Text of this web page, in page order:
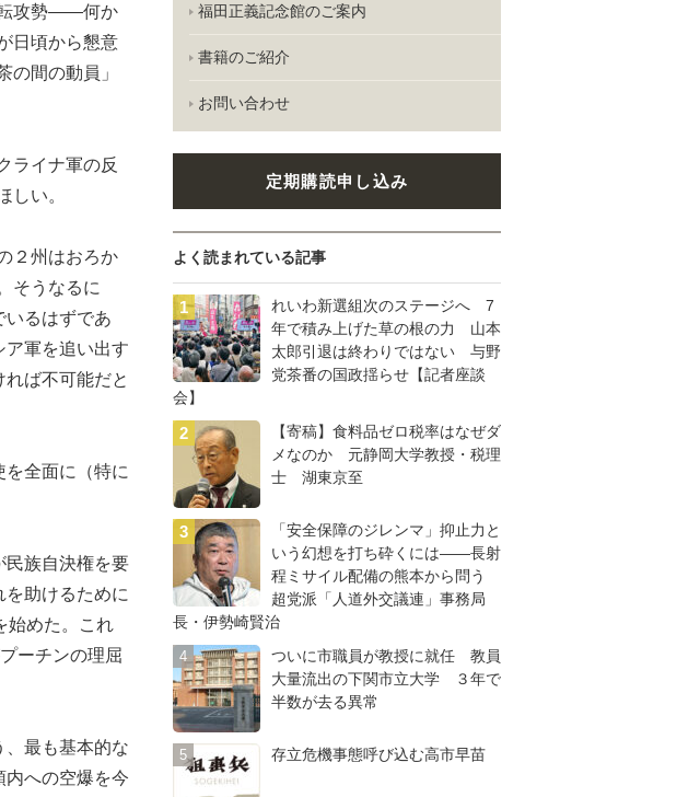
転攻勢――何か
日頃から懇意
の間の動員」
ライナ軍の反
しい。
２州はおろか
そうなるに
いるはずであ
ア軍を追い出す
ば不可能だと
全面に（特に
族自決権を要
助けるために
始めた。これ
ーチンの理屈
最も基本的な
内への空爆を今
福田正義記念館のご案内
書籍のご紹介
お問い合わせ
定期購読申し込み
よく読まれている記事
れいわ新選組次のステージへ 7
年で積み上げた草の根の力 山本
太郎引退は終わりではない 与野
党茶番の国政揺らせ【記者座談
会】
【寄稿】食料品ゼロ税率はなぜダ
メなのか 元静岡大学教授・税理
士 湖東京至
「安全保障のジレンマ」抑止力と
いう幻想を打ち砕くには――長射
程ミサイル配備の熊本から問う
超党派「人道外交議連」事務局
長・伊勢崎賢治
ついに市職員が教授に就任 教員
大量流出の下関市立大学 ３年で
半数が去る異常
存立危機事態呼び込む高市早苗